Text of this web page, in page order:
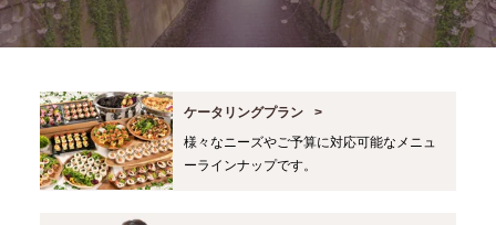
ケータリングプラン
様々なニーズやご予算に対応可能なメニュ
ーラインナップです。